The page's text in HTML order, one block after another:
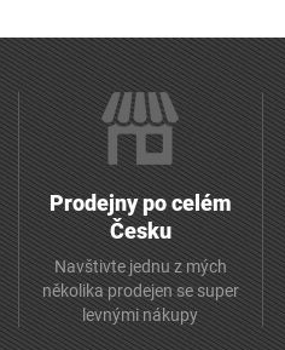
Prodejny po celém
Česku
Navštivte jednu z mých
několika prodejen se super
levnými nákupy